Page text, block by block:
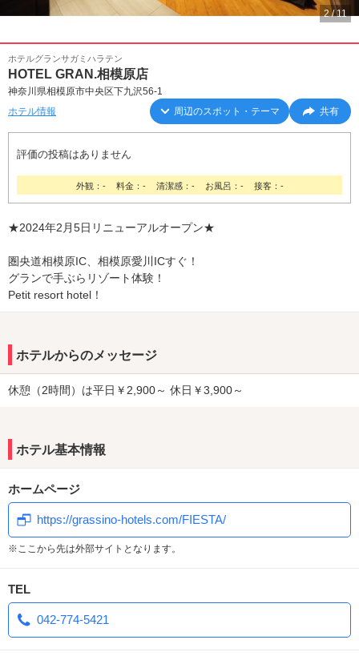
2/11
ホテルグランサガミハラテン
HOTEL GRAN.相模原店
神奈川県相模原市中央区下九沢56-1
ホテル情報
周辺のスポット・テーマ 共有
評価の投稿はありません
外観：- 料金：- 清潔感：- お風呂：- 接客：-
★2024年2月5日リニューアルオープン★
圏央道相模原IC、相模原愛川ICすぐ！
グランで手ぶらリゾート体験！
Petit resort hotel！
ホテルからのメッセージ
休憩（2時間）は平日￥2,900～ 休日￥3,900～
ホテル基本情報
ホームページ
https://grassino-hotels.com/FIESTA/
※ここから先は外部サイトとなります。
TEL
042-774-5421